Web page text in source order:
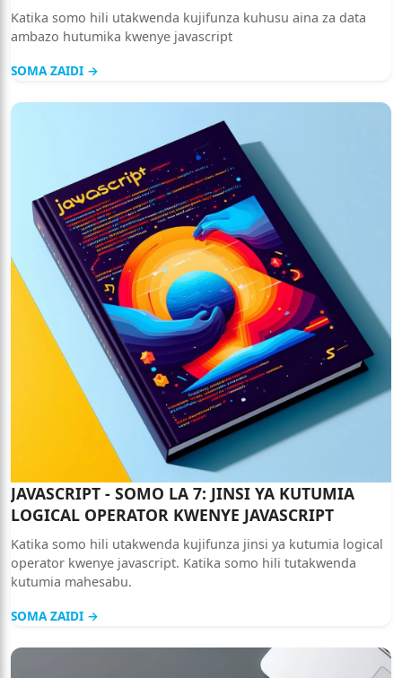
Katika somo hili utakwenda kujifunza kuhusu aina za data
ambazo hutumika kwenye javascript
SOMA ZAIDI →
JAVASCRIPT - SOMO LA 7: JINSI YA KUTUMIA
LOGICAL OPERATOR KWENYE JAVASCRIPT
Katika somo hili utakwenda kujifunza jinsi ya kutumia logical
operator kwenye javascript. Katika somo hili tutakwenda
kutumia mahesabu.
SOMA ZAIDI →